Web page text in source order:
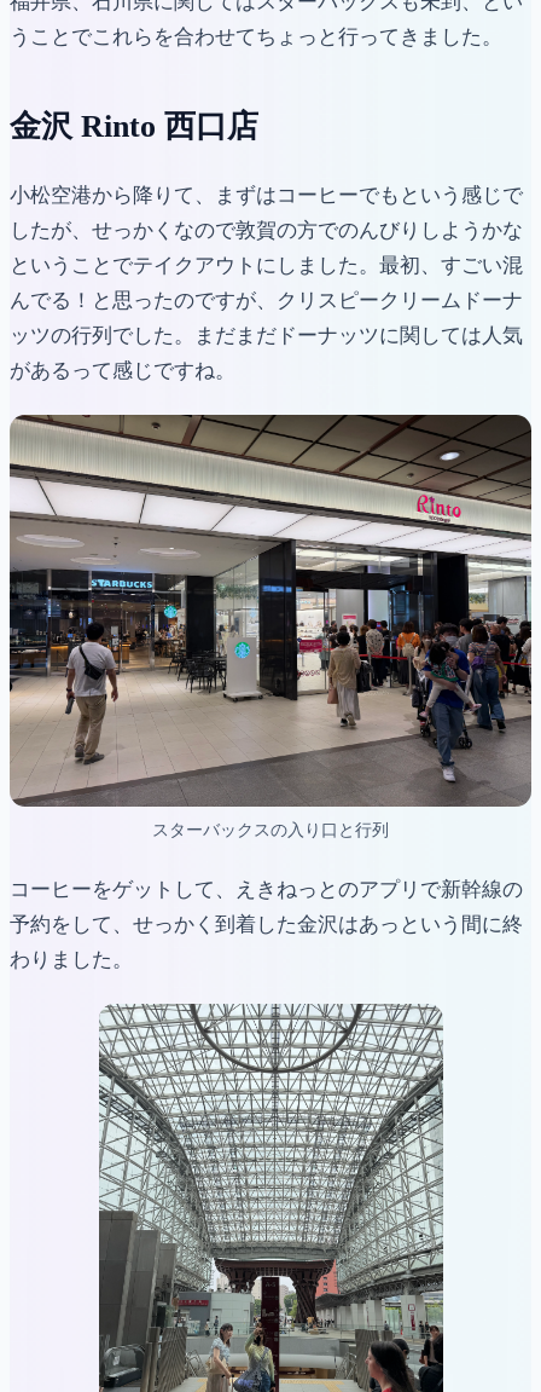
うことでこれらを合わせてちょっと行ってきました。
金沢 Rinto 西口店
小松空港から降りて、まずはコーヒーでもという感じで
したが、せっかくなので敦賀の方でのんびりしようかな
ということでテイクアウトにしました。最初、すごい混
んでる！と思ったのですが、クリスピークリームドーナ
ッツの行列でした。まだまだドーナッツに関しては人気
があるって感じですね。
スターバックスの入り口と行列
コーヒーをゲットして、えきねっとのアプリで新幹線の
予約をして、せっかく到着した金沢はあっという間に終
わりました。